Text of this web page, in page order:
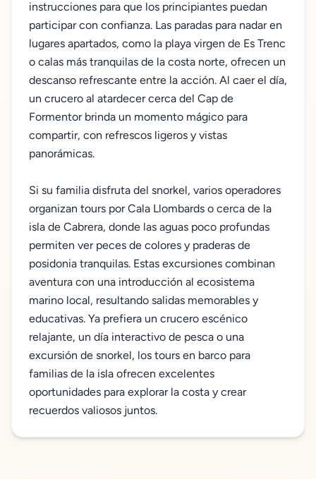
instrucciones para que los principiantes puedan
participar con confianza. Las paradas para nadar en
lugares apartados, como la playa virgen de Es Trenc
o calas más tranquilas de la costa norte, ofrecen un
descanso refrescante entre la acción. Al caer el día,
un crucero al atardecer cerca del Cap de
Formentor brinda un momento mágico para
compartir, con refrescos ligeros y vistas
panorámicas.
Si su familia disfruta del snorkel, varios operadores
organizan tours por Cala Llombards o cerca de la
isla de Cabrera, donde las aguas poco profundas
permiten ver peces de colores y praderas de
posidonia tranquilas. Estas excursiones combinan
aventura con una introducción al ecosistema
marino local, resultando salidas memorables y
educativas. Ya prefiera un crucero escénico
relajante, un día interactivo de pesca o una
excursión de snorkel, los tours en barco para
familias de la isla ofrecen excelentes
oportunidades para explorar la costa y crear
recuerdos valiosos juntos.